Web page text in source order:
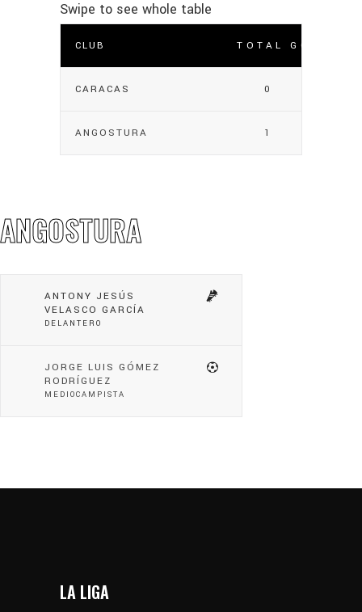
CLUB TOTAL GOLES
CARACAS 0
ANGOSTURA 1
ANGOSTURA
ANTONY JESÚS
VELASCO GARCÍA
DELANTERO
JORGE LUIS GÓMEZ
RODRÍGUEZ
MEDIOCAMPISTA
LA LIGA